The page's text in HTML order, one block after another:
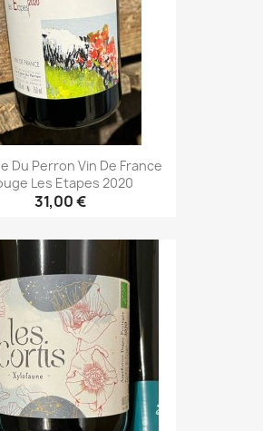
Du Perron Vin De France
Les Etapes 2020
31,00 €